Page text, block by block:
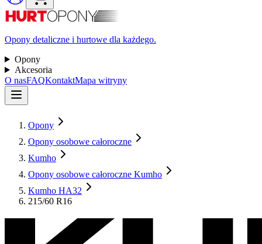
Opony detaliczne i hurtowe dla każdego.
Opony
Akcesoria
O nasFAQKontaktMapa witryny
Opony
Opony osobowe całoroczne
Kumho
Opony osobowe całoroczne Kumho
Kumho HA32
215/60 R16